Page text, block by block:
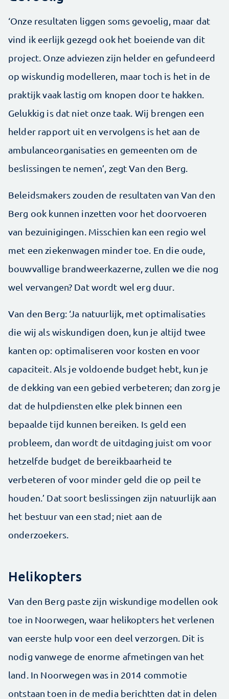
‘Onze resultaten liggen soms gevoelig, maar dat
vind ik eerlijk gezegd ook het boeiende van dit
project. Onze adviezen zijn helder en gefundeerd
op wiskundig modelleren, maar toch is het in de
praktijk vaak lastig om knopen door te hakken.
Gelukkig is dat niet onze taak. Wij brengen een
helder rapport uit en vervolgens is het aan de
ambulanceorganisaties en gemeenten om de
beslissingen te nemen’, zegt Van den Berg.
Beleidsmakers zouden de resultaten van Van den
Berg ook kunnen inzetten voor het doorvoeren
van bezuinigingen. Misschien kan een regio wel
met een ziekenwagen minder toe. En die oude,
bouwvallige brandweerkazerne, zullen we die nog
wel vervangen? Dat wordt wel erg duur.
Van den Berg: ‘Ja natuurlijk, met optimalisaties
die wij als wiskundigen doen, kun je altijd twee
kanten op: optimaliseren voor kosten en voor
capaciteit. Als je voldoende budget hebt, kun je
de dekking van een gebied verbeteren; dan zorg je
dat de hulpdiensten elke plek binnen een
bepaalde tijd kunnen bereiken. Is geld een
probleem, dan wordt de uitdaging juist om voor
hetzelfde budget de bereikbaarheid te
verbeteren of voor minder geld die op peil te
houden.’ Dat soort beslissingen zijn natuurlijk aan
het bestuur van een stad; niet aan de
onderzoekers.
Helikopters
Van den Berg paste zijn wiskundige modellen ook
toe in Noorwegen, waar helikopters het verlenen
van eerste hulp voor een deel verzorgen. Dit is
nodig vanwege de enorme afmetingen van het
land. In Noorwegen was in 2014 commotie
ontstaan toen in de media berichtten dat in delen